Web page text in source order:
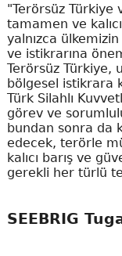
"Terörsüz
tamamen ve
yalnızca
ve istikrarına
Terörsüz Türkiye,
bölgesel istikrara
Türk Silahlı
görev ve
bundan sonra da
edecek, terörle
kalıcı barış ve
gerekli her türlü
SEEBRIG